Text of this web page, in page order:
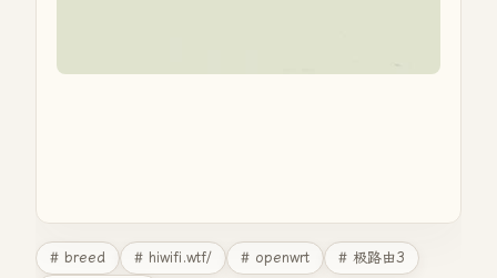
# breed # hiwifi.wtf/ # openwrt
# 极路由3